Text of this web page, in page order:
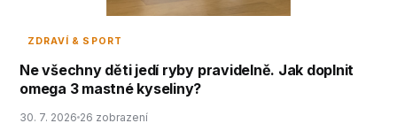
ZDRAVÍ & SPORT
Ne všechny děti jedí ryby pravidelně. Jak doplnit
omega 3 mastné kyseliny?
30. 7. 2026 26 zobrazení